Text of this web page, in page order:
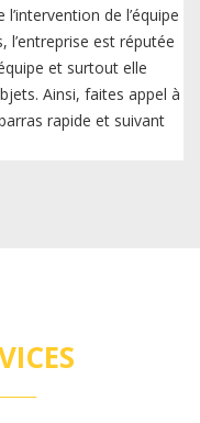
de l’équipe
l’entreprise est réputée
et surtout elle
Ainsi, faites appel à
rapide et suivant